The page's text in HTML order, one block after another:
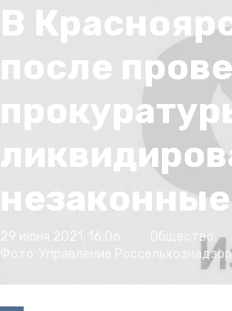
В
после
Общество
Управление